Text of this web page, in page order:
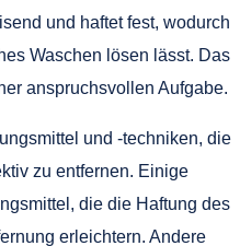
und haftet fest, wodurch
Waschen lösen lässt. Das
anspruchsvollen Aufgabe.
und -techniken, die
zu entfernen. Einige
die die Haftung des
erleichtern. Andere